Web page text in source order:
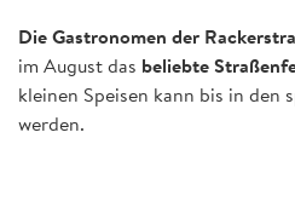
Die Gastronomen der
im August das beliebte
kleinen Speisen kann bis in den
werden.